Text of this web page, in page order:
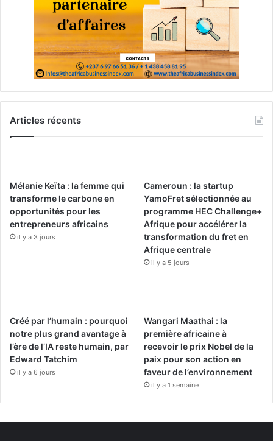
Articles récents
Mélanie Keïta : la femme qui
transforme le carbone en
opportunités pour les
entrepreneurs africains
il y a 3 jours
Cameroun : la startup
YamoFret sélectionnée au
programme HEC Challenge+
Afrique pour accélérer la
transformation du fret en
Afrique centrale
il y a 5 jours
Créé par l’humain : pourquoi
notre plus grand avantage à
l’ère de l’IA reste humain, par
Edward Tatchim
il y a 6 jours
Wangari Maathai : la
première africaine à
recevoir le prix Nobel de la
paix pour son action en
faveur de l’environnement
il y a 1 semaine